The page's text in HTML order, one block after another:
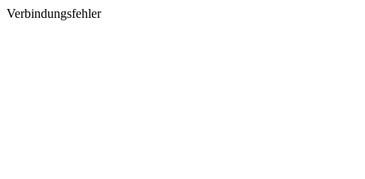
Verbindungsfehler